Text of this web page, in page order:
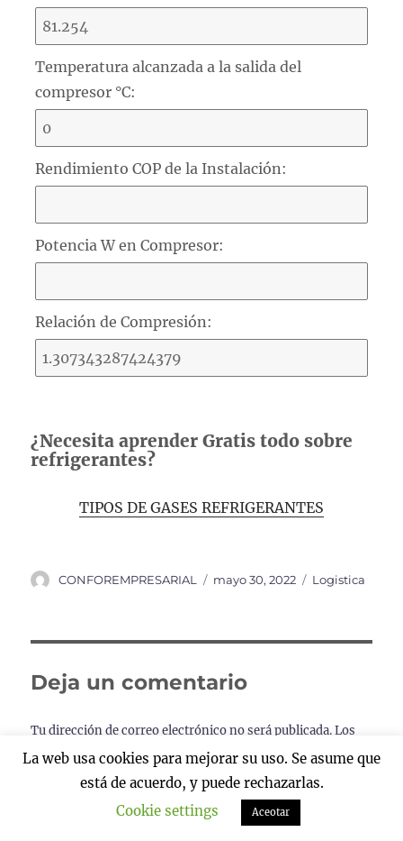
Temperatura alcanzada a la salida del
compresor °C:
Rendimiento COP de la Instalación:
Potencia W en Compresor:
Relación de Compresión:
¿Necesita aprender Gratis todo sobre
refrigerantes?
TIPOS DE GASES REFRIGERANTES
Autor
CONFOREMPRESARIAL
Publicado
mayo 30, 2022 Categorías
Logistica
Deja un comentario
Tu dirección de correo electrónico no será publicada. Los
campos obligatorios están marcados con
La web usa cookies para mejorar su uso. Se asume que
está de acuerdo, y puede rechazarlas.
Cookie settings
Aceotar